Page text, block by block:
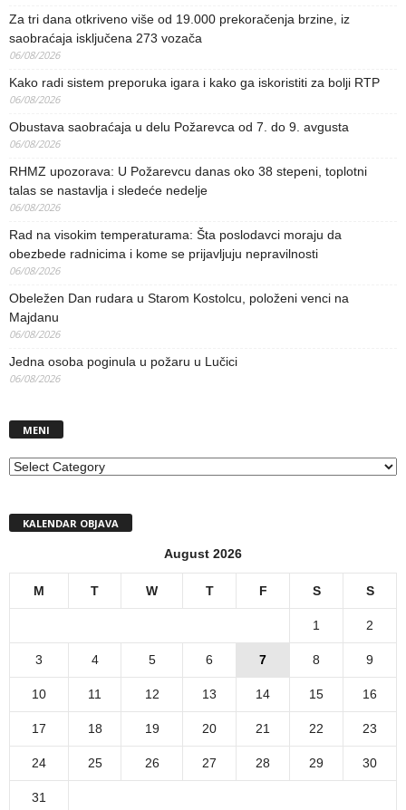
Za tri dana otkriveno više od 19.000 prekoračenja brzine, iz
saobraćaja isključena 273 vozača
06/08/2026
Kako radi sistem preporuka igara i kako ga iskoristiti za bolji RTP
06/08/2026
Obustava saobraćaja u delu Požarevca od 7. do 9. avgusta
06/08/2026
RHMZ upozorava: U Požarevcu danas oko 38 stepeni, toplotni
talas se nastavlja i sledeće nedelje
06/08/2026
Rad na visokim temperaturama: Šta poslodavci moraju da
obezbede radnicima i kome se prijavljuju nepravilnosti
06/08/2026
Obeležen Dan rudara u Starom Kostolcu, položeni venci na
Majdanu
06/08/2026
Jedna osoba poginula u požaru u Lučici
06/08/2026
MENI
MENI
KALENDAR OBJAVA
August 2026
M T W T F S S
1 2
3 4 5 6 7 8 9
10 11 12 13 14 15 16
17 18 19 20 21 22 23
24 25 26 27 28 29 30
31